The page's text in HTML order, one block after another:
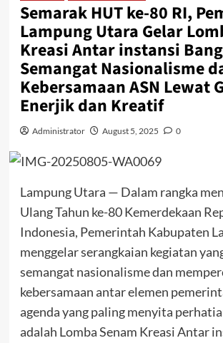
Semarak HUT ke-80 RI,
Lampung Utara Gelar
Kreasi Antar instansi
Semangat Nasionalisme
Kebersamaan ASN Lewat
Enerjik dan Kreatif
Administrator August 5, 2025 0
Lampung Utara — Dalam rangka
Ulang Tahun ke-80 Kemerdekaan
Indonesia, Pemerintah Kabupaten
menggelar serangkaian kegiatan
semangat nasionalisme dan
kebersamaan antar elemen
agenda yang paling menyita
adalah Lomba Senam Kreasi Antar